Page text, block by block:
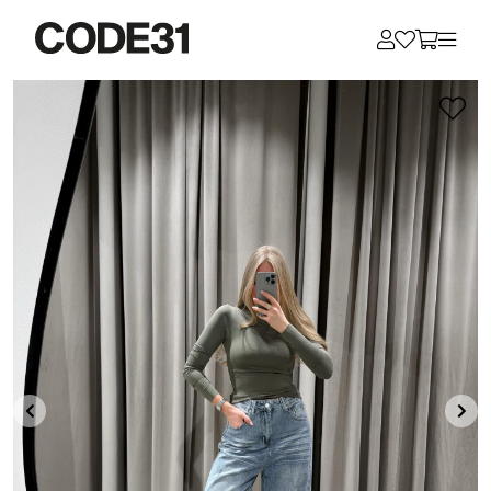
Для клиентов всех банков
Разбейте
оплату
на части
без переплат
График платежей
Сегодня
25